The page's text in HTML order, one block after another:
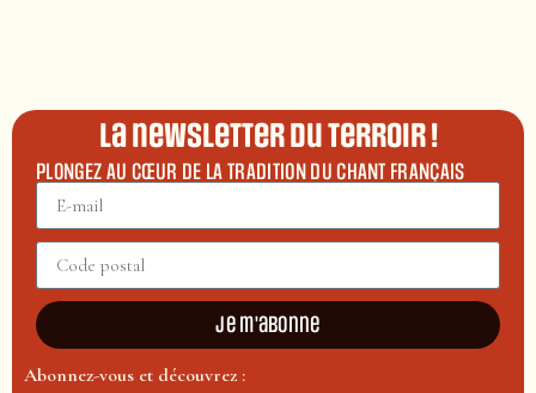
La newsletter du terroir !
PLONGEZ AU CŒUR DE LA TRADITION DU CHANT FRANÇAIS
Je m'abonne
Abonnez-vous et découvrez :